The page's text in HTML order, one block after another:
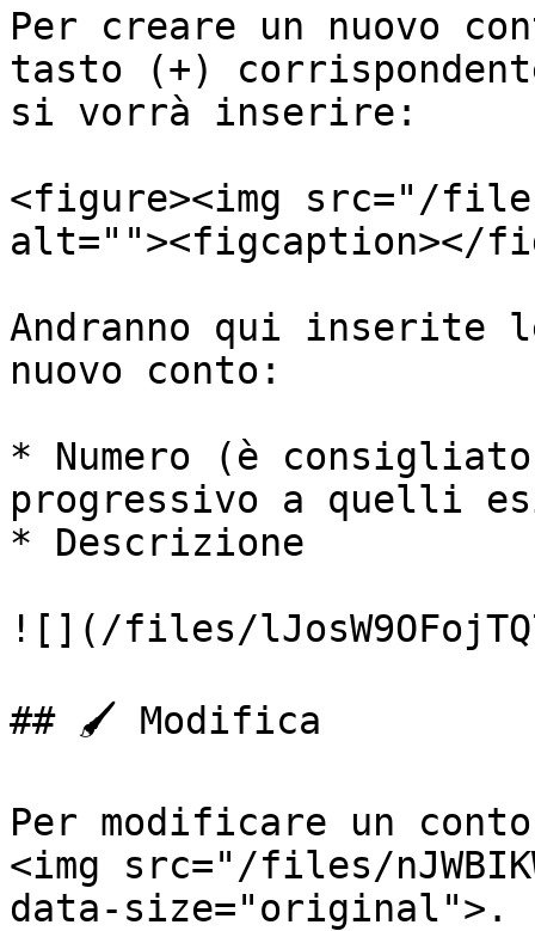
Per creare un nuovo
tasto (+)
si vorrà inserire:
<figure><img src="/files/
alt=""><figcaption></
Andranno qui
nuovo conto:
* Numero (è
progressivo a quelli
* Descrizione
![](/files/
## 🖌️ Modifica
Per modificare un
<img src="/files/
data-size="original">.